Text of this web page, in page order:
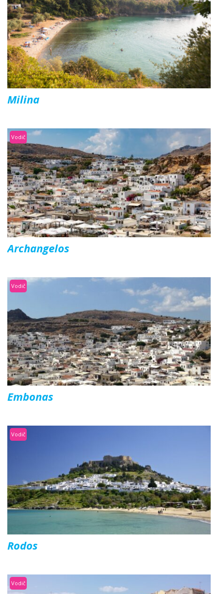
Milina
Vodič
Archangelos
Vodič
Embonas
Vodič
Rodos
Vodič